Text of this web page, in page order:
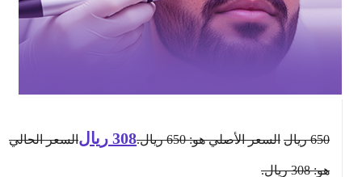
ريال السعر الأصلي هو: 650 ريال. 308 ريال السعر الحالي